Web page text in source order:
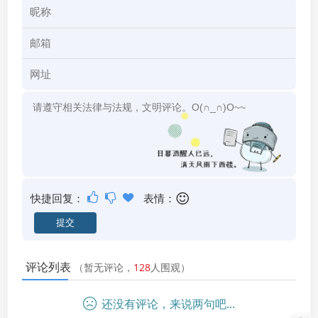
快捷回复： 表情：
评论列表 （暂无评论， 128人围观）
还没有评论，来说两句吧...